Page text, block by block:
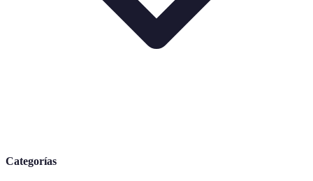
Categorías